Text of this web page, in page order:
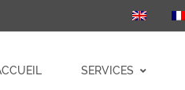
SERVICES